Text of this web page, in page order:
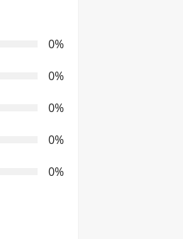
0%
0%
0%
0%
0%